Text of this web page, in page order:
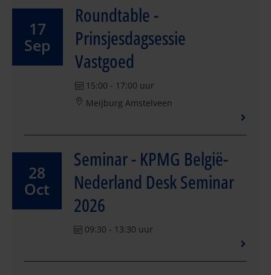
17
Sep
Roundtable -
Prinsjesdagsessie
Vastgoed
15:00 - 17:00 uur
Meijburg Amstelveen
28
Oct
Seminar - KPMG België-
Nederland Desk Seminar
2026
09:30 - 13:30 uur